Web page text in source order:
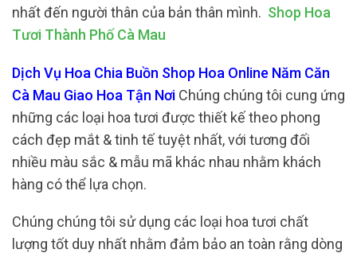
nhất đến người thân của bản thân mình. Shop Hoa
Tươi Thành Phố Cà Mau
Dịch Vụ Hoa Chia Buồn Shop Hoa Online Năm Căn
Cà Mau Giao Hoa Tận Nơi Chúng chúng tôi cung ứng
những các loại hoa tươi được thiết kế theo phong
cách đẹp mắt & tinh tế tuyệt nhất, với tương đối
nhiều màu sắc & mẫu mã khác nhau nhằm khách
hàng có thể lựa chọn.
Chúng chúng tôi sử dụng các loại hoa tươi chất
lượng tốt duy nhất nhằm đảm bảo an toàn rằng dòng